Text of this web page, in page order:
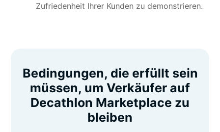
Zufriedenheit Ihrer Kunden zu demonstrieren.
Bedingungen, die erfüllt sein
müssen, um Verkäufer auf
Decathlon Marketplace zu
bleiben